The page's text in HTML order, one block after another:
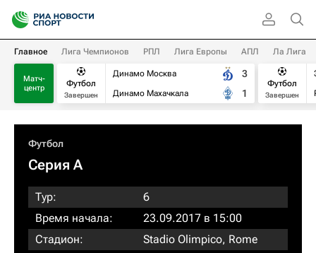
Главное Лига Чемпионов РПЛ Лига Европы АПЛ Ла Лига
Матч-
центр
Футбол
Завершен
Динамо Москва
Динамо Махачкала
3
1
Футбол
Завершен
Футбол
Серия А
Тур:
6
Время начала:
23.09.2017 в 15:00
Стадион:
Stadio Olimpico, Rome